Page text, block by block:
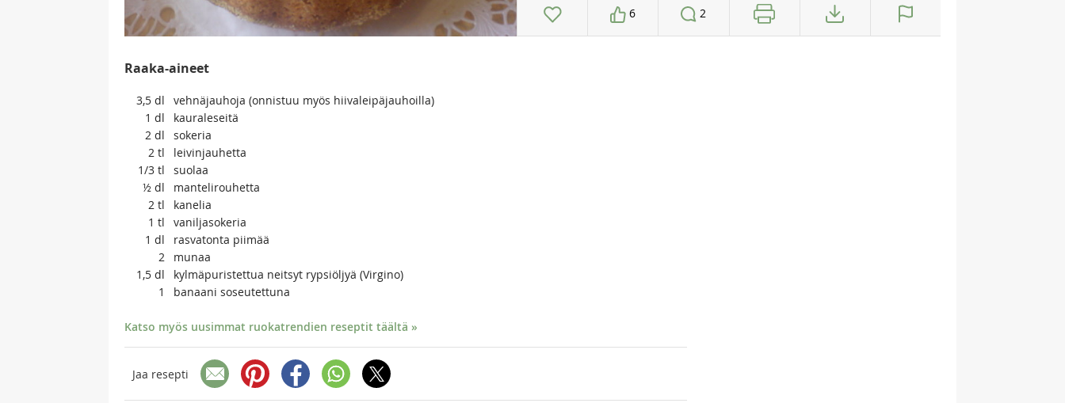
6 2
Raaka-aineet
3,5 dl
vehnäjauhoja (onnistuu myös hiivaleipäjauhoilla)
1 dl
kauraleseitä
2 dl
sokeria
2 tl
leivinjauhetta
1/3 tl
suolaa
½ dl
mantelirouhetta
2 tl
kanelia
1 tl
vaniljasokeria
1 dl
rasvatonta piimää
2
munaa
1,5 dl
kylmäpuristettua neitsyt rypsiöljyä (Virgino)
1
banaani soseutettuna
Katso myös uusimmat ruokatrendien reseptit täältä »
Jaa resepti